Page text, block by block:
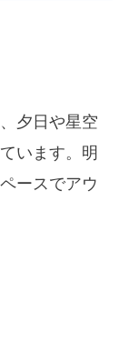
夕日や星空
います。明
ースでアウ